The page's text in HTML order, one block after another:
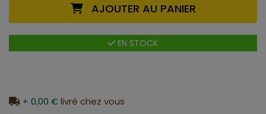
AJOUTER AU PANIER
EN STOCK
+ 0,00 €livré chez vous